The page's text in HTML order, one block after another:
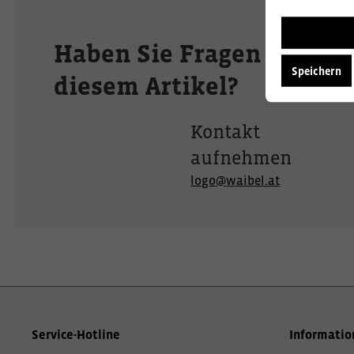
Haben Sie Fragen zu
diesem Artikel?
Kontakt
aufnehmen
logo@waibel.at
Service-Hotline
Speichern